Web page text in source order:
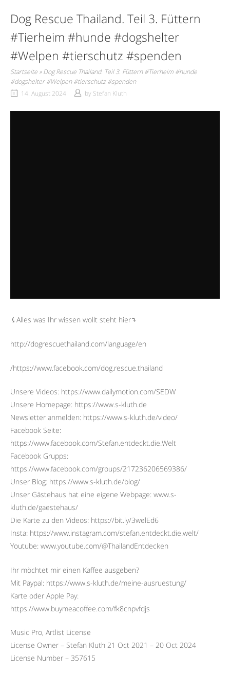
Dog Rescue Thailand. Teil 3. Füttern
#Tierheim #hunde #dogshelter
#Welpen #tierschutz #spenden
Startseite »Dog Rescue Thailand. Teil 3. Füttern #Tierheim #hunde
#dogshelter #Welpen #tierschutz #spenden
14. August 2024
by Stefan Kluth
⤹Alles was Ihr wissen wollt steht hier⤵︎
http://dogrescuethailand.com/language/en
/https://www.facebook.com/dog.rescue.thailand
Unsere Videos: https://www.dailymotion.com/SEDW
Unsere Homepage: https://www.s-kluth.de
Newsletter anmelden: https://www.s-kluth.de/video/
Facebook Seite:
https://www.facebook.com/Stefan.entdeckt.die.Welt
Facebook Grupps:
https://www.facebook.com/groups/217236206569386/
Unser Blog: https://www.s-kluth.de/blog/
Unser Gästehaus hat eine eigene Webpage: www.s-
kluth.de/gaestehaus/
Die Karte zu den Videos: https://bit.ly/3welEd6
Insta: https://www.instagram.com/stefan.entdeckt.die.welt/
Youtube: www.youtube.com/@ThailandEntdecken
Ihr möchtet mir einen Kaffee ausgeben?
Mit Paypal: https://www.s-kluth.de/meine-ausruestung/
Karte oder Apple Pay:
https://www.buymeacoffee.com/fk8cnpvfdjs
Music Pro, Artlist License
License Owner – Stefan Kluth 21 Oct 2021 – 20 Oct 2024
License Number – 357615